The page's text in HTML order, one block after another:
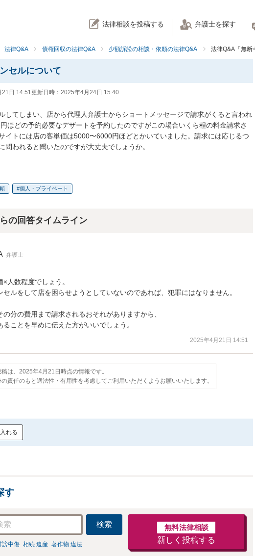
法律相談を投稿する 弁護士を探す
法律Q&A 債権回収の法律Q&A 少額訴訟の相談・依頼の法律Q&A 法律Q&A「無断
セルについて
21日 14:51更新日時： 2025年4月24日 15:40
してしまい、店から代理人弁護士からショートメッセージで請求がくると言われ
ほどの予約必要なデザートを予約したのですがこの場合いくら程の料金請求さ
イトには店の客単価は5000〜6000円ほどとかいていました。請求には応じるつ
問われると聞いたのですが大丈夫でしょうか。
個人・プライベート
の回答タイムライン
弁護士
人数程度でしょう。
セルをして店を困らせようとしていないのであれば、犯罪にはなりません。
分の費用まで請求されるおそれがありますから、
ことを早めに伝えた方がいいでしょう。
2025年4月21日 14:51
稿は、2025年4月21日時点の情報です。
の責任のもと適法性・有用性を考慮してご利用いただくようお願いいたします。
れる
す
検索
謗中傷 相続 遺産 著作物 違法
無料法律相談
新しく投稿する